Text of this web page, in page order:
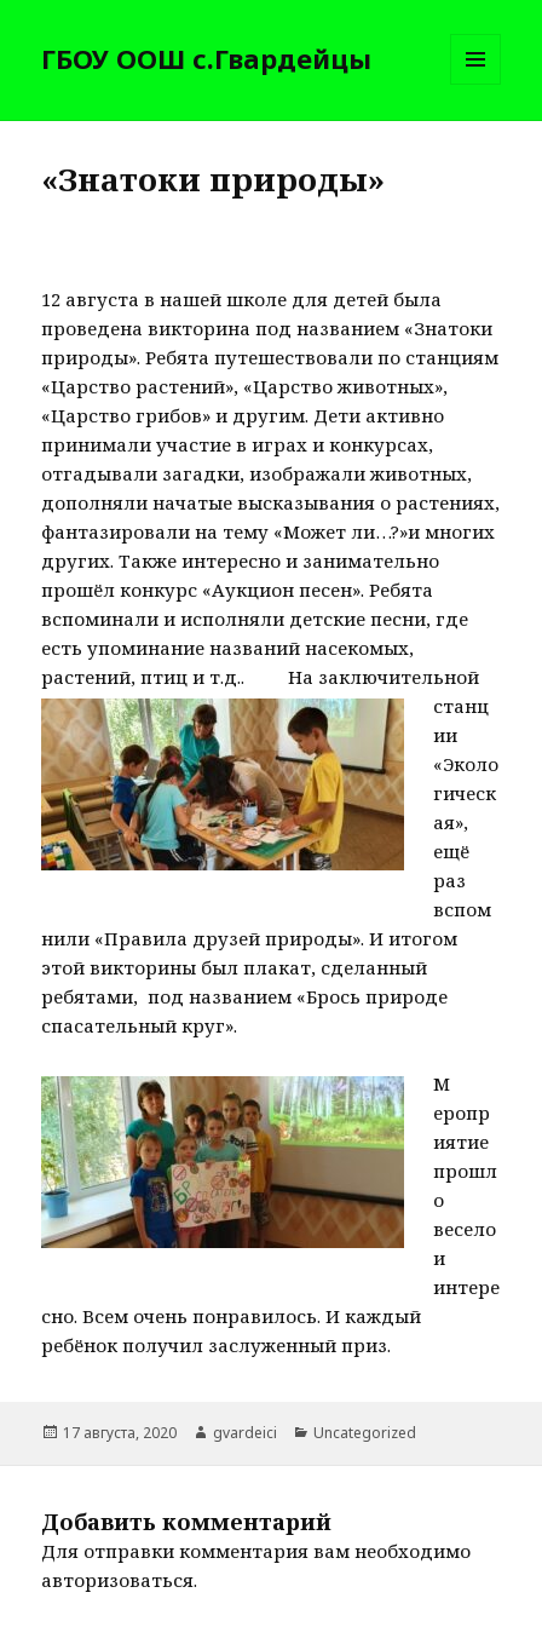
ГБОУ ООШ с.Гвардейцы
И
«Знатоки природы»
12 августа в нашей школе для детей была
проведена викторина под названием «Знатоки
природы». Ребята путешествовали по станциям
«Царство растений», «Царство животных»,
«Царство грибов» и другим. Дети активно
принимали участие в играх и конкурсах,
отгадывали загадки, изображали животных,
дополняли начатые высказывания о растениях,
фантазировали на тему «Может ли…?»и многих
других. Также интересно и занимательно
прошёл конкурс «Аукцион песен». Ребята
вспоминали и исполняли детские песни, где
есть упоминание названий насекомых,
растений, птиц и т.д.. На заключительной
станц
ии
«Эколо
гическ
ая»,
ещё
раз
вспом
нили «Правила друзей природы». И итогом
этой викторины был плакат, сделанный
ребятами, под названием «Брось природе
спасательный круг».
М
еропр
иятие
прошл
о
весело
и
интере
сно. Всем очень понравилось. И каждый
ребёнок получил заслуженный приз.
Опубликовано
17 августа, 2020 Автор
gvardeici Рубрики
Uncategorized
Добавить комментарий
Для отправки комментария вам необходимо
авторизоваться.